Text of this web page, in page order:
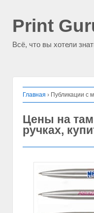
Print
Всё, что вы хотели
Главная › Публикации с
Цены на
ручках,